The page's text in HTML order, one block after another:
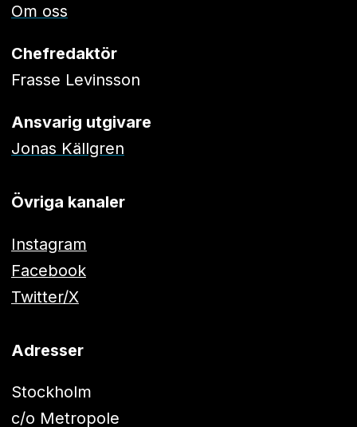
Om oss
Chefredaktör
Frasse Levinsson
Ansvarig utgivare
Jonas Källgren
Övriga kanaler
Instagram
Facebook
Twitter/X
Adresser
Stockholm
c/o Metropole